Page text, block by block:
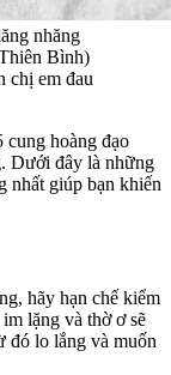
nhăng
Bình)
chị em đau
cung hoàng đạo
Dưới đây là những
nhất giúp bạn khiến
hãy hạn chế kiểm
lặng và thờ ơ sẽ
đó lo lắng và muốn